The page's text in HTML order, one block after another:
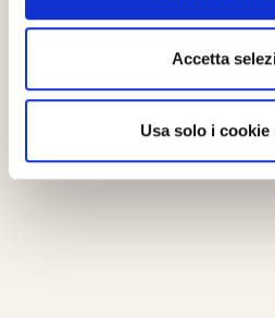
Accetta
Usa solo i cookie